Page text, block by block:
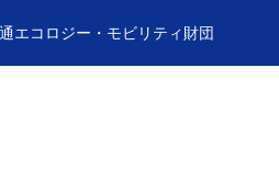
エコロジー・モビリティ財団